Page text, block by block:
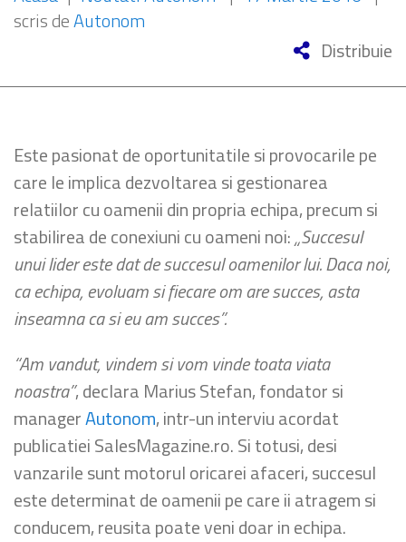
scris deAutonom
Distribuie
Este pasionat de oportunitatile si provocarile pe
care le implica dezvoltarea si gestionarea
relatiilor cu oamenii din propria echipa, precum si
stabilirea de conexiuni cu oameni noi:„Succesul
unui lider este dat de succesul oamenilor lui. Daca noi,
ca echipa, evoluam si fiecare om are succes, asta
inseamna ca si eu am succes”.
“Am vandut, vindem si vom vinde toata viata
noastra”, declara Marius Stefan, fondator si
managerAutonom, intr-un interviu acordat
publicatiei SalesMagazine.ro. Si totusi, desi
vanzarile sunt motorul oricarei afaceri, succesul
este determinat de oamenii pe care ii atragem si
conducem, reusita poate veni doar in echipa.